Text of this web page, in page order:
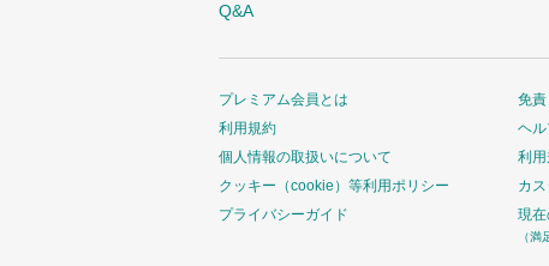
Q&A
プレミアム会員とは
利用規約
個人情報の取扱いについて
クッキー（cookie）等利用ポリシー
プライバシーガイド
免責
ヘ
利
カ
現
（満